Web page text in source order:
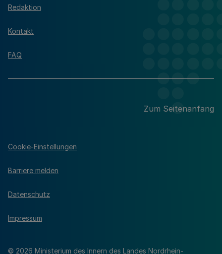
Redaktion
Kontakt
FAQ
Zum Seitenanfang
© 2026 Ministerium des Innern des Landes Nordrhein-
Cookie-Einstellungen
Barriere melden
Datenschutz
Impressum